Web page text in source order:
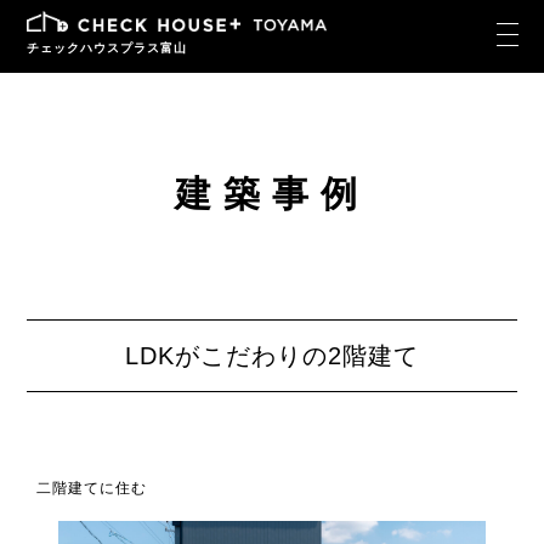
チェックハウスプラス富山
建築事例
LDKがこだわりの2階建て
二階建てに住む